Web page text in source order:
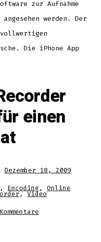
zur Aufnahme
werden. Der
Die iPhone App
einen
Dezember 18, 2009
, Encoding , Online
,Video
Online